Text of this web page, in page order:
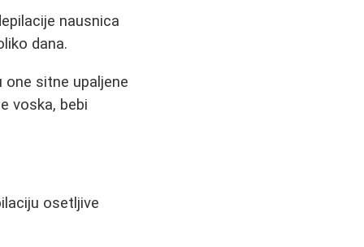
nausnica
dana.
sitne upaljene
voska, bebi
osetljive